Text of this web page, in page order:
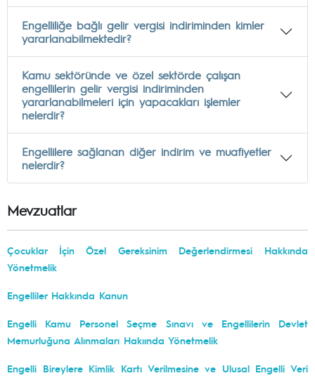
Engelliliğe bağlı gelir vergisi indiriminden kimler
yararlanabilmektedir?
Kamu sektöründe ve özel sektörde çalışan
engellilerin gelir vergisi indiriminden
yararlanabilmeleri için yapacakları işlemler
nelerdir?
Engellilere sağlanan diğer indirim ve muafiyetler
nelerdir?
Mevzuatlar
Çocuklar İçin Özel Gereksinim Değerlendirmesi Hakkında
Yönetmelik
Engelliler Hakkında Kanun
Engelli Kamu Personel Seçme Sınavı ve Engellilerin Devlet
Memurluğuna Alınmaları Hakıında Yönetmelik
Engelli Bireylere Kimlik Kartı Verilmesine ve Ulusal Engelli Veri